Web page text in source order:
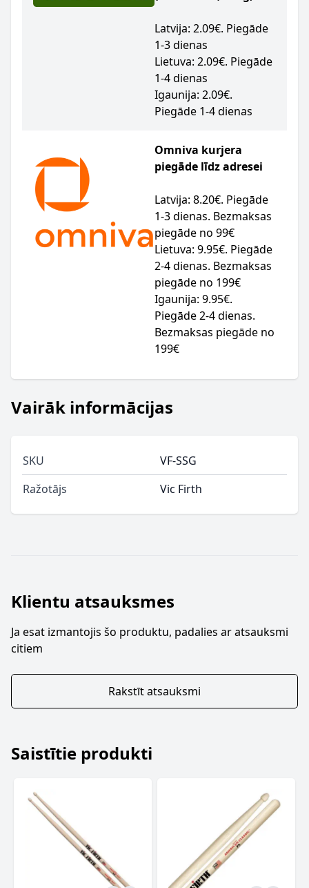
Latvija: 2.09€. Piegāde
1-3 dienas
Lietuva: 2.09€. Piegāde
1-4 dienas
Igaunija: 2.09€.
Piegāde 1-4 dienas
Omniva kurjera
piegāde līdz adresei
Latvija: 8.20€. Piegāde
1-3 dienas. Bezmaksas
piegāde no 99€
Lietuva: 9.95€. Piegāde
2-4 dienas. Bezmaksas
piegāde no 199€
Igaunija: 9.95€.
Piegāde 2-4 dienas.
Bezmaksas piegāde no
199€
Vairāk informācijas
SKU
VF-SSG
Ražotājs
Vic Firth
Klientu atsauksmes
Ja esat izmantojis šo produktu, padalies ar atsauksmi
citiem
Rakstīt atsauksmi
Saistītie produkti